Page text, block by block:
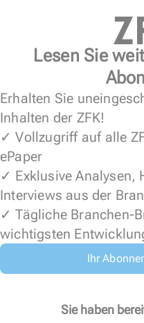
Lesen Sie
Erhalten Sie
Inhalten der ZFK!
✓ Vollzugriff auf alle
ePaper
✓ Exklusive Analysen,
Interviews aus der
✓ Tägliche Branchen-
wichtigsten
Ihr
Sie haben